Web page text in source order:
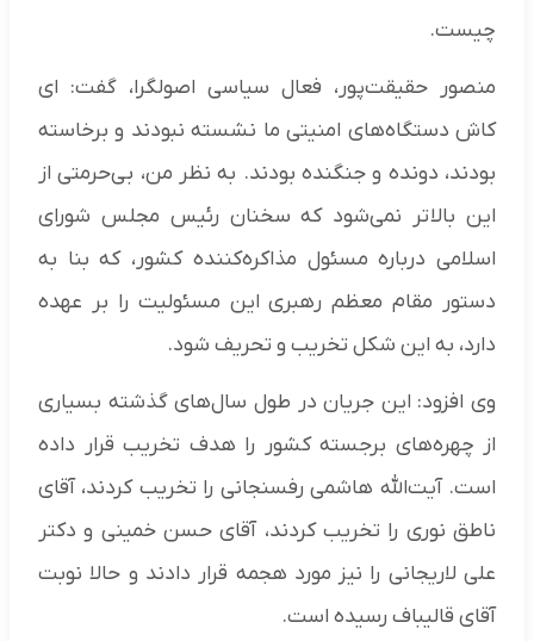
چیست.
منصور حقیقت‌پور، فعال سیاسی اصولگرا، گفت: ای
کاش دستگاه‌های امنیتی ما نشسته نبودند و برخاسته
بودند، دونده و جنگنده بودند. به نظر من، بی‌حرمتی از
این بالاتر نمی‌شود که سخنان رئیس مجلس شورای
اسلامی درباره مسئول مذاکره‌کننده کشور، که بنا به
دستور مقام معظم رهبری این مسئولیت را بر عهده
دارد، به این شکل تخریب و تحریف شود.
وی افزود: این جریان در طول سال‌های گذشته بسیاری
از چهره‌های برجسته کشور را هدف تخریب قرار داده
است. آیت‌الله هاشمی رفسنجانی را تخریب کردند، آقای
ناطق نوری را تخریب کردند، آقای حسن خمینی و دکتر
علی لاریجانی را نیز مورد هجمه قرار دادند و حالا نوبت
آقای قالیباف رسیده است.